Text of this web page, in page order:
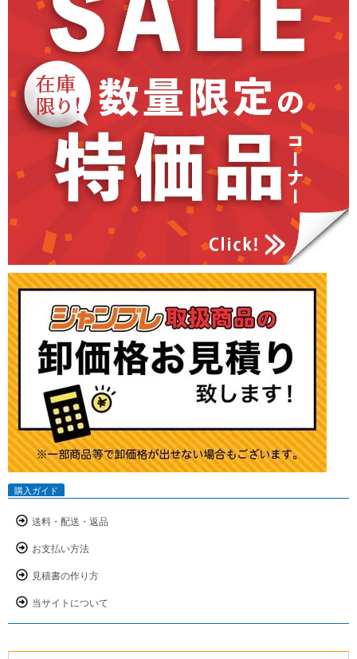
購入ガイド
送料・配送・返品
お支払い方法
見積書の作り方
当サイトについて